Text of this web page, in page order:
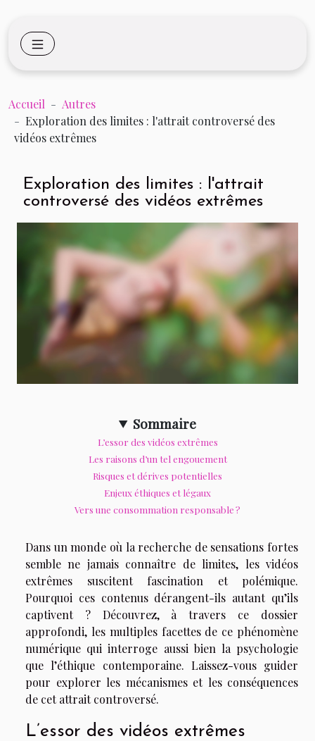
Accueil
Autres
Exploration des limites : l'attrait controversé des
vidéos extrêmes
Exploration des limites : l'attrait
controversé des vidéos extrêmes
Sommaire
L’essor des vidéos extrêmes
Les raisons d’un tel engouement
Risques et dérives potentielles
Enjeux éthiques et légaux
Vers une consommation responsable ?
Dans un monde où la recherche de sensations fortes
semble ne jamais connaître de limites, les vidéos
extrêmes suscitent fascination et polémique.
Pourquoi ces contenus dérangent-ils autant qu’ils
captivent ? Découvrez, à travers ce dossier
approfondi, les multiples facettes de ce phénomène
numérique qui interroge aussi bien la psychologie
que l’éthique contemporaine. Laissez-vous guider
pour explorer les mécanismes et les conséquences
de cet attrait controversé.
L’essor des vidéos extrêmes